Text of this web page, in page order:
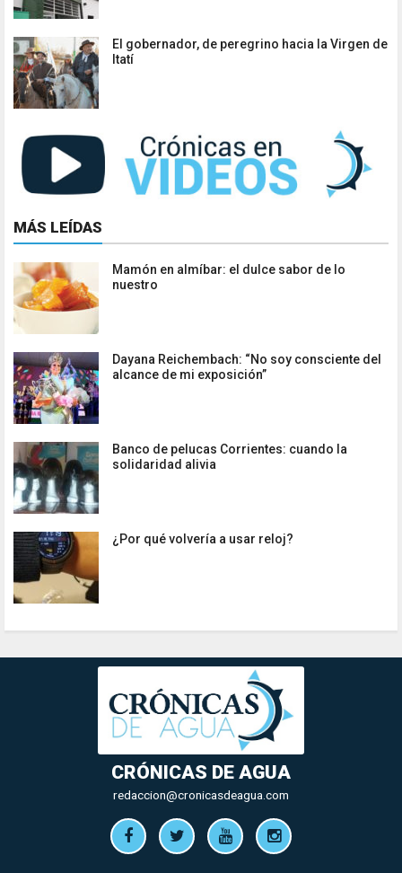
El gobernador, de peregrino hacia la Virgen de
Itatí
MÁS LEÍDAS
Mamón en almíbar: el dulce sabor de lo
nuestro
Dayana Reichembach: “No soy consciente del
alcance de mi exposición”
Banco de pelucas Corrientes: cuando la
solidaridad alivia
¿Por qué volvería a usar reloj?
CRÓNICAS DE AGUA
redaccion@cronicasdeagua.com